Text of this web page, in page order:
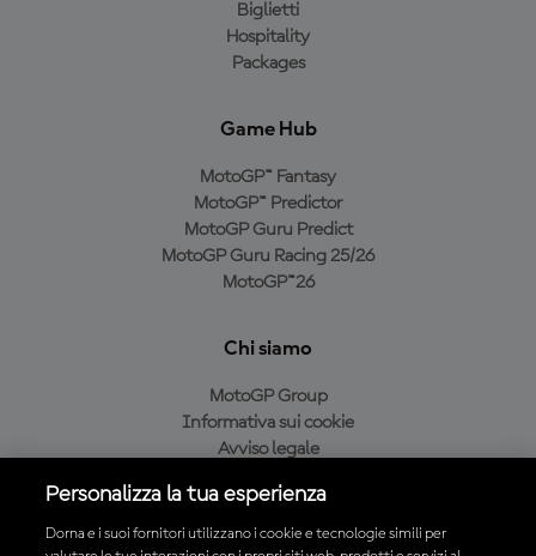
Biglietti
Hospitality
Packages
Game Hub
MotoGP™ Fantasy
MotoGP™ Predictor
MotoGP Guru Predict
MotoGP Guru Racing 25/26
MotoGP™26
Chi siamo
MotoGP Group
Informativa sui cookie
Avviso legale
Condizioni di acquisto
Personalizza la tua esperienza
Dorna e i suoi fornitori utilizzano i cookie e tecnologie simili per